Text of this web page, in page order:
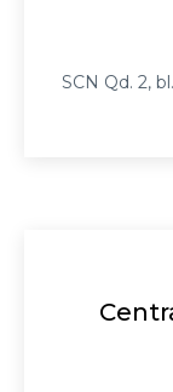
SCN Qd. 2,